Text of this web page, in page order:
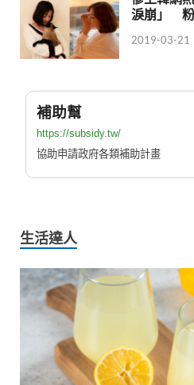
淚崩」 粉
2019-03-21
補助幫
https://subsidy.tw/
協助申請政府各類補助計畫
生活達人